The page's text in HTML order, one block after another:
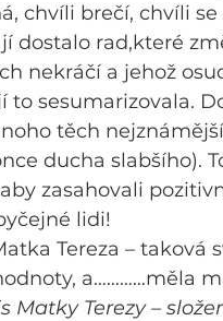
chvíli brečí, chvíli
dostalo rad,které
nekráčí a jehož
to sesumarizovala.
těch
ducha slabšího).
zasahovali
lidi!
Tereza – taková
a…………měla
Matky Terezy –